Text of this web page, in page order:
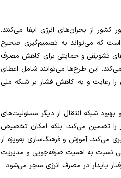
از بحران‌های انرژی ایفا می‌کنند.
است که می‌تواند به تصمیم‌گیری صحیح
تشویقی و حمایتی برای کاهش مصرف
می‌کند. این طرح‌ها می‌توانند شامل اعطای
را رعایت و به کاهش فشار بر شبکه ملی
شبکه انتقال از دیگر مسئولیت‌های
را تضمین می‌کند، بلکه امکان تخصیص
می‌کند. آموزش و فرهنگ‌سازی به‌ویژه از
نسبت به اهمیت صرفه‌جویی و مدیریت
پایدار در مصرف انرژی منجر می‌شود.